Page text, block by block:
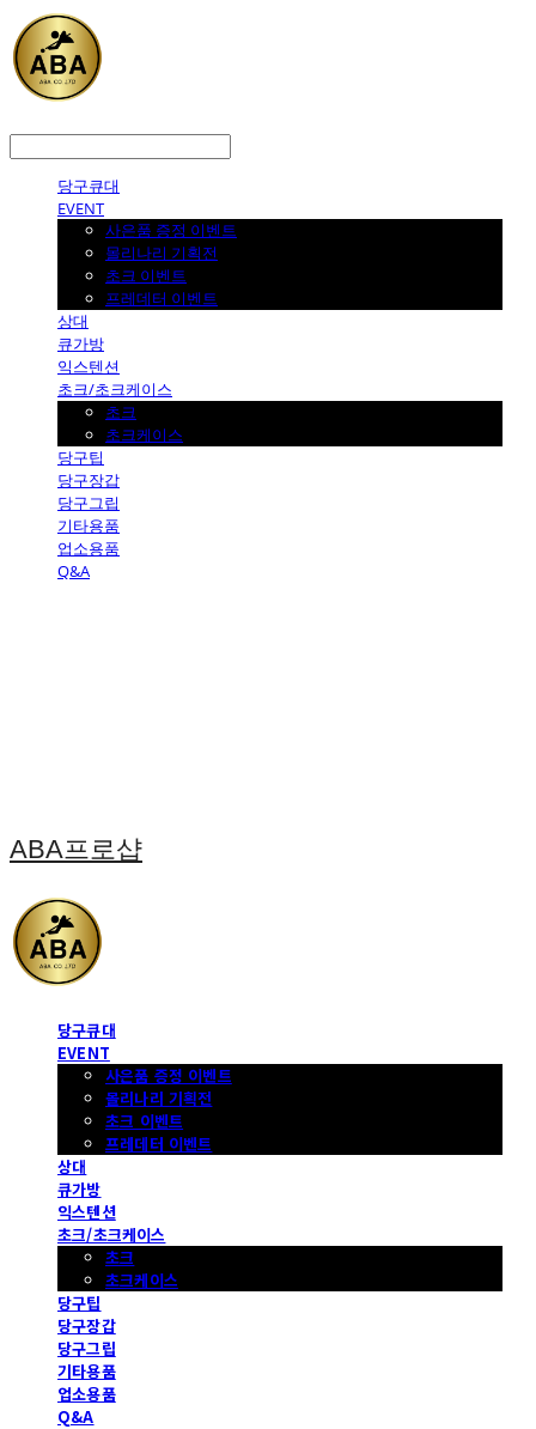
당구큐대
EVENT
사은품 증정 이벤트
몰리나리 기획전
초크 이벤트
프레데터 이벤트
상대
큐가방
익스텐션
초크/초크케이스
초크
초크케이스
당구팁
당구장갑
당구그립
기타용품
업소용품
Q&A
ABA프로샵
당구큐대
EVENT
사은품 증정 이벤트
몰리나리 기획전
초크 이벤트
프레데터 이벤트
상대
큐가방
익스텐션
초크/초크케이스
초크
초크케이스
당구팁
당구장갑
당구그립
기타용품
업소용품
Q&A